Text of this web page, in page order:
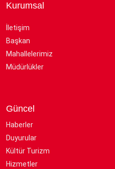
Kurumsal
İletişim
Başkan
Mahallelerimiz
Müdürlükler
Güncel
Haberler
Duyurular
Kültür Turizm
Hizmetler